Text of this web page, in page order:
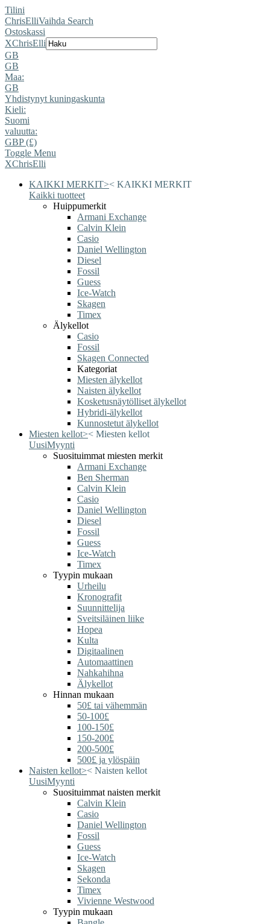
Tilini
ChrisElliVaihda Search
Ostoskassi
XChrisElli
GB
GB
Maa:
GB
Yhdistynyt kuningaskunta
Kieli:
Suomi
valuutta:
GBP (£)
Toggle Menu
XChrisElli
KAIKKI MERKIT>< KAIKKI MERKIT
Kaikki tuotteet
Huippumerkit
Armani Exchange
Calvin Klein
Casio
Daniel Wellington
Diesel
Fossil
Guess
Ice-Watch
Skagen
Timex
Älykellot
Casio
Fossil
Skagen Connected
Kategoriat
Miesten älykellot
Naisten älykellot
Kosketusnäytölliset älykellot
Hybridi-älykellot
Kunnostetut älykellot
Miesten kellot>< Miesten kellot
UusiMyynti
Suosituimmat miesten merkit
Armani Exchange
Ben Sherman
Calvin Klein
Casio
Daniel Wellington
Diesel
Fossil
Guess
Ice-Watch
Timex
Tyypin mukaan
Urheilu
Kronografit
Suunnittelija
Sveitsiläinen liike
Hopea
Kulta
Digitaalinen
Automaattinen
Nahkahihna
Älykellot
Hinnan mukaan
50£ tai vähemmän
50-100£
100-150£
150-200£
200-500£
500£ ja ylöspäin
Naisten kellot>< Naisten kellot
UusiMyynti
Suosituimmat naisten merkit
Calvin Klein
Casio
Daniel Wellington
Fossil
Guess
Ice-Watch
Skagen
Sekonda
Timex
Vivienne Westwood
Tyypin mukaan